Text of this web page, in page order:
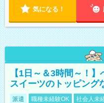
気になる！
【1日～＆3時間～！
スイーツのトッピング
派遣 職種未経験OK 社会人未